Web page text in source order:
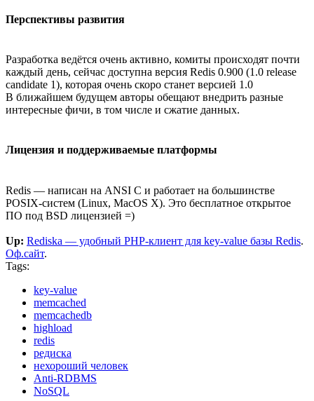
Перспективы развития
Разработка ведётся очень активно, комиты происходят почти
каждый день, сейчас доступна версия Redis 0.900 (1.0 release
candidate 1), которая очень скоро станет версией 1.0
В ближайшем будущем авторы обещают внедрить разные
интересные фичи, в том числе и сжатие данных.
Лицензия и поддерживаемые платформы
Redis — написан на ANSI C и работает на большинстве
POSIX-систем (Linux, MacOS X). Это бесплатное открытое
ПО под BSD лицензией =)
Up: Rediska — удобный PHP-клиент для key-value базы Redis.
Оф.сайт.
Tags:
key-value
memcached
memcachedb
highload
redis
редиска
нехороший человек
Anti-RDBMS
NoSQL